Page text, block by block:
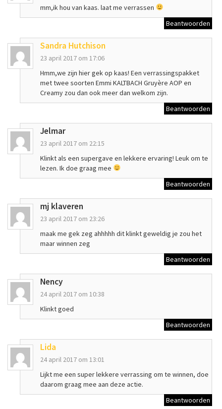
mm,ik hou van kaas. laat me verrassen
Beantwoorden
Sandra Hutchison
23 april 2017 om 17:06
Hmm,we zijn hier gek op kaas! Een verrassingspakket
met twee soorten Emmi KALTBACH Gruyère AOP en
Creamy zou dan ook meer dan welkom zijn.
Beantwoorden
Jelmar
23 april 2017 om 22:15
Klinkt als een supergave en lekkere ervaring! Leuk om te
lezen. Ik doe graag mee
Beantwoorden
mj klaveren
23 april 2017 om 23:26
maak me gek zeg ahhhhh dit klinkt geweldig je zou het
maar winnen zeg
Beantwoorden
Nency
24 april 2017 om 10:38
Klinkt goed
Beantwoorden
Lida
24 april 2017 om 13:01
Lijkt me een super lekkere verrassing om te winnen, doe
daarom graag mee aan deze actie.
Beantwoorden